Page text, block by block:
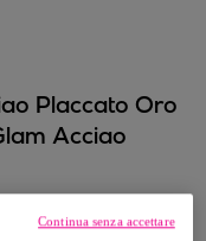
Placcato Oro
Acciao
Continua senza accettare